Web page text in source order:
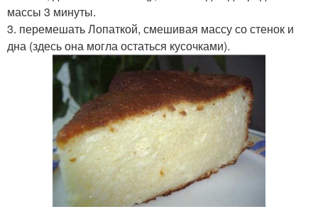
массы 3 минуты.
3. перемешать Лопаткой, смешивая массу со стенок и
дна (здесь она могла остаться кусочками).